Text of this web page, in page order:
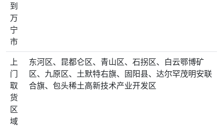
到
万
宁
市
上
门
取
货
区
域
东河区、昆都仑区、青山区、石拐区、白云鄂博矿
区、九原区、土默特右旗、固阳县、达尔罕茂明安联
合旗、包头稀土高新技术产业开发区